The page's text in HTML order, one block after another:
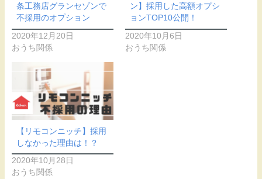
条工務店グランセゾンで
不採用のオプション
2020年12月20日
おうち関係
ン】採用した高額オプシ
ョンTOP10公開！
2020年10月6日
おうち関係
【リモコンニッチ】採用
しなかった理由は！？
2020年10月28日
おうち関係